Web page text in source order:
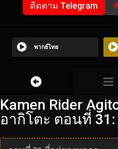
ติดตาม Telegram
พากย์ไทย
Kamen Rider
อากิโตะ ตอนที่ 31: